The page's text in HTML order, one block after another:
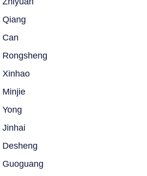
Qiang
Can
Rongsheng
Xinhao
Minjie
Yong
Jinhai
Desheng
Guoguang